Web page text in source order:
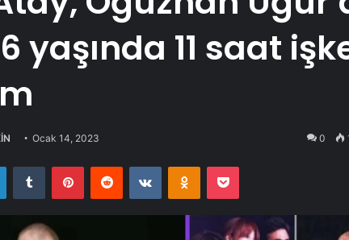
yaşında 11 saat
Ocak 14, 2023 0
LinkedInTumblr PinterestReddit VKontakteOdnoklassniki
Pocket